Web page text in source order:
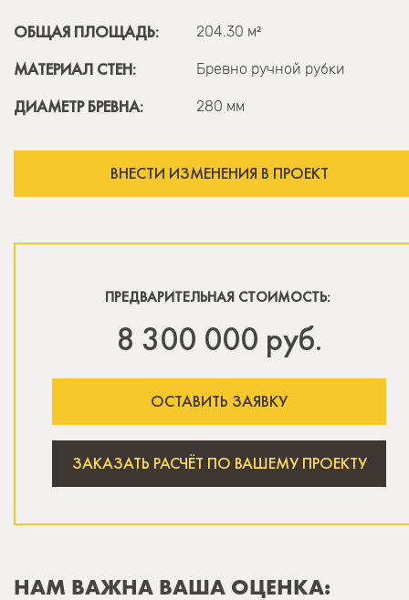
ОБЩАЯ ПЛОЩАДЬ: 204.30 м²
МАТЕРИАЛ СТЕН: Бревно ручной рубки
ДИАМЕТР БРЕВНА: 280 мм
ВНЕСТИ ИЗМЕНЕНИЯ В ПРОЕКТ
ПРЕДВАРИТЕЛЬНАЯ СТОИМОСТЬ:
8 300 000 руб.
ОСТАВИТЬ ЗАЯВКУ
ЗАКАЗАТЬ РАСЧЁТ ПО ВАШЕМУ ПРОЕКТУ
НАМ ВАЖНА ВАША ОЦЕНКА: